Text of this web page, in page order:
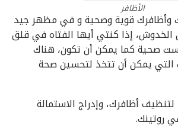
الأظافر
وأظافرك قوية وصحية و في مظهر جيد
الخدوش، إذا كنتي أيها الفتاه في قلق
صحية كما يمكن أن تكون، هناك
التي يمكن أن تتخذ لتحسين صحة
أظافرك، وإدراج الاستمالة
روتينك.